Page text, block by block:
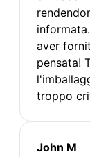
aver
pensata!
troppo
John M